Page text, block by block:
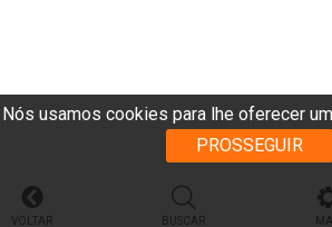
Nós usamos cookies para lhe oferecer
PROSSEGUIR
VOLTAR BUSCAR